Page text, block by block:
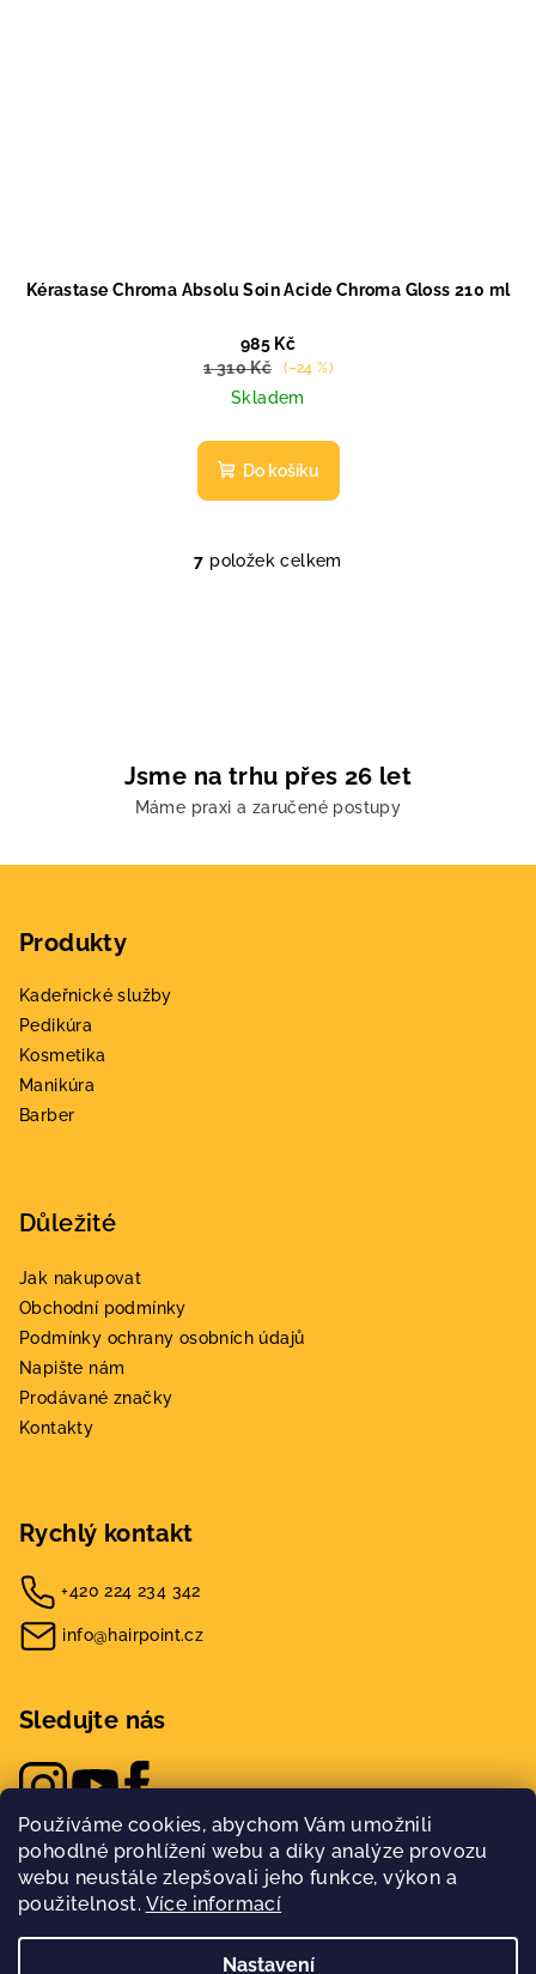
Používáme cookies, abychom Vám umožnili
pohodlné prohlížení webu a díky analýze provozu
webu neustále zlepšovali jeho funkce, výkon a
použitelnost. Více informací
Nastavení
Kérastase Chroma Absolu Soin Acide Chroma Gloss 210 ml
985 Kč
1 310 Kč
(–24 %)
Skladem
Do košíku
O
í
p
r
7 položek celkem
Jsme na trhu přes 26 let
Máme praxi a zaručené postupy
Produkty
Kadeřnické služby
Pedikúra
Kosmetika
Manikúra
Barber
Důležité
Jak nakupovat
Obchodní podmínky
Podmínky ochrany osobních údajů
Napište nám
Prodávané značky
Kontakty
Rychlý kontakt
+420 224 234 342
info@hairpoint.cz
Sledujte nás